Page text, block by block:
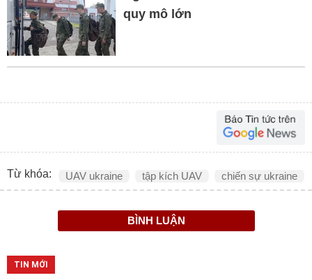
quy mô lớn
Từ khóa: UAV ukraine tập kích UAV chiến sự ukraine
BÌNH LUẬN
TIN MỚI